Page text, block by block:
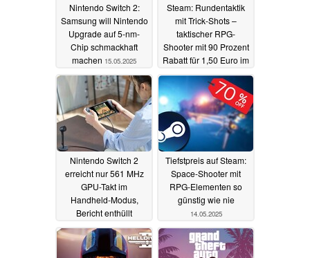
Nintendo Switch 2:
Samsung will Nintendo
Upgrade auf 5-nm-
Chip schmackhaft
machen 15.05.2025
Steam: Rundentaktik
mit Trick-Shots –
taktischer RPG-
Shooter mit 90 Prozent
Rabatt für 1,50 Euro im
Sale15.05.2025
Nintendo Switch 2
erreicht nur 561 MHz
GPU-Takt im
Handheld-Modus,
Bericht enthüllt
detaillierte Specs
14.05.2025
Tiefstpreis auf Steam:
Space-Shooter mit
RPG-Elementen so
günstig wie nie
14.05.2025